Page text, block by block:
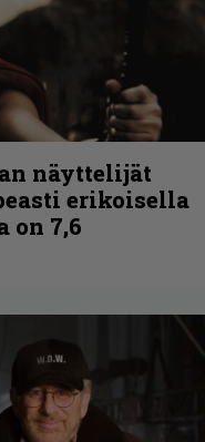
näyttelijät
erikoisella
on 7,6